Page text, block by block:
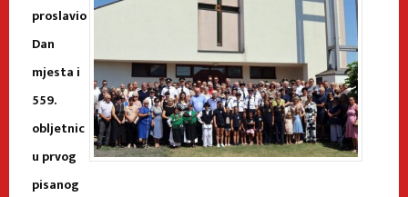
proslavio
Dan
mjesta i
559.
obljetnic
u prvog
pisanog